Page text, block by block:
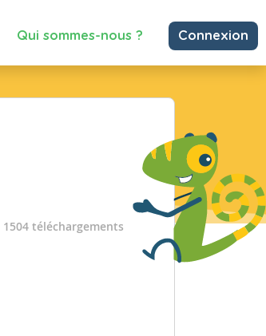
Qui sommes-nous ? Connexion
1504 téléchargements